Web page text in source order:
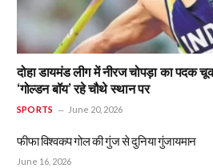
दोहा डायमंड लीग में नीरज चोपड़ा का पदक
‘गोल्डन बॉय’ रहे चौथे स्थान पर
SPORTS June 20, 2026
फीफा विश्वकप गोल की गुंज से दुनिया गुंजायमान
June 16, 2026